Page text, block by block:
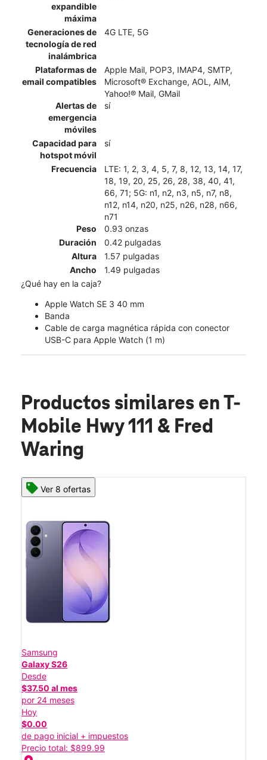
expandible
máxima
Generaciones de
tecnología de red
inalámbrica
4G LTE, 5G
Plataformas de
email compatibles
Apple Mail, POP3, IMAP4, SMTP,
Microsoft® Exchange, AOL, AIM,
Yahoo!® Mail, GMail
Alertas de
emergencia
móviles
sí
Capacidad para
hotspot móvil
sí
Frecuencia
LTE: 1, 2, 3, 4, 5, 7, 8, 12, 13, 14, 17,
18, 19, 20, 25, 26, 28, 38, 40, 41,
66, 71; 5G: n1, n2, n3, n5, n7, n8,
n12, n14, n20, n25, n26, n28, n66,
n71
Peso
0.93 onzas
Duración
0.42 pulgadas
Altura
1.57 pulgadas
Ancho
1.49 pulgadas
¿Qué hay en la caja?
Apple Watch SE 3 40 mm
Banda
Cable de carga magnética rápida con conector
USB-C para Apple Watch (1 m)
Productos similares en T-
Mobile Hwy 111 & Fred
Waring
Ver 8 ofertas
Samsung
Galaxy S26
Desde
$37.50 al mes
por 24 meses
Hoy
$0.00
de pago inicial + impuestos
Precio total: $899.99